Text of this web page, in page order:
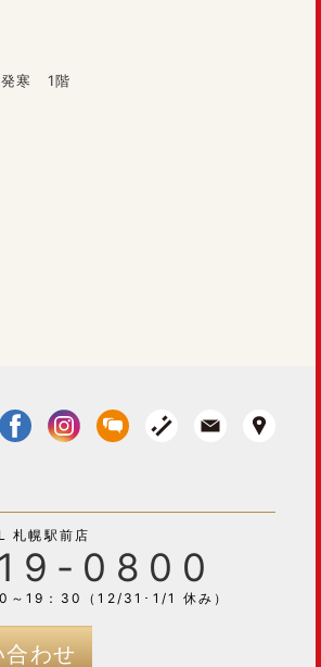
発寒 1階
札幌駅前店
0800
～19：30（12/31･1/1 休み）
合わせ